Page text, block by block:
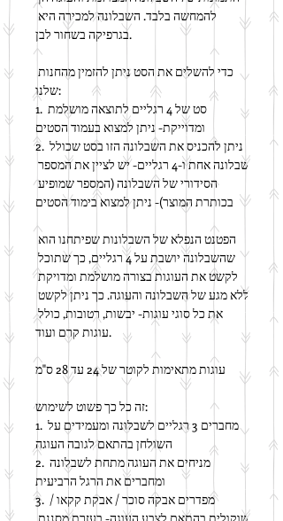
בגרפיקה בשחור לבן.
שלנו:
1. סט של 4 רגליים לתוצאה מושלמת
ומדוייקת- ניתן למצוא בעמוד הסטים
2. ניתן להכניס את השבלונה הזו בסט שכולל
הסידורי של השבלונה (המספר שמופיע
בכותרת המוצר)- ניתן למצוא בימוד הסטים
לקשט את העוגות בצורה מושלמת ומדויקת
את כל סוגי עוגות- יבשות, רטובות, כולל
עוגות קרם ועוד.
עוגות מתאימות לקוטר של 24 עד 28 ס"מ
זה כל כך פשוט לשימוש:
1. מחברים 3 רגליים לשבלונה ומעמידים על
השולחן בהתאם לגובה העוגה
2. מניחים את העוגה מתחת לשבלונה
ומחברים את הרגל הרביעית
3. מפדרים אבקה סוכר / אבקת קקאו /